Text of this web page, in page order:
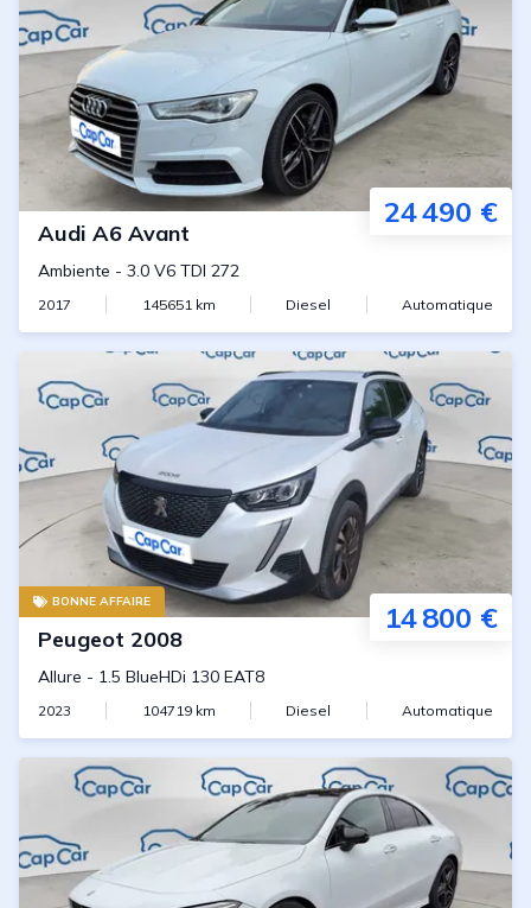
24 490 €
Audi A6 Avant
Ambiente - 3.0 V6 TDI 272
2017 145651km Diesel Automatique
BONNE AFFAIRE 14 800 €
Peugeot 2008
Allure - 1.5 BlueHDi 130 EAT8
2023 104719km Diesel Automatique